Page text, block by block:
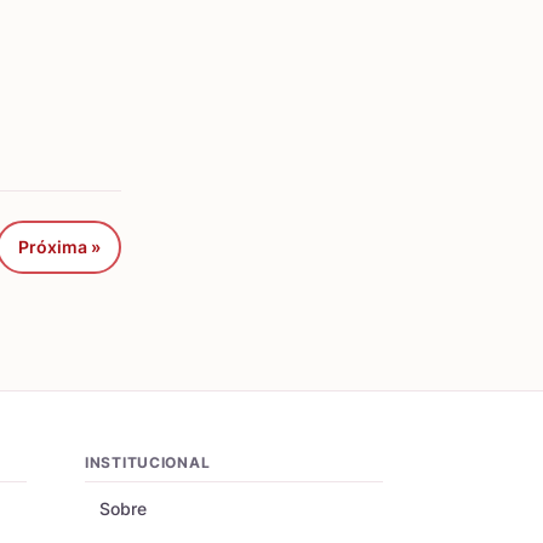
Próxima »
INSTITUCIONAL
Sobre